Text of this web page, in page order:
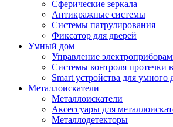
Сферические зеркала
Антикражные системы
Системы патрулирования
Фиксатор для дверей
Умный дом
Управление
Системы контроля протечки
Smart устройства для умного
Металлоискатели
Металлоискатели
Аксессуары для
Металлодетекторы